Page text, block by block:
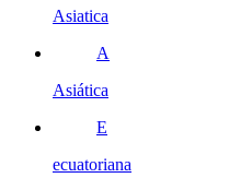
Asiatica
A
Asiática
E
ecuatoriana